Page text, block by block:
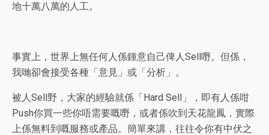
地十萬八萬的人工。
事實上 ，世界上無任何人係鍾意自己俾人Sell嘢。但係，
我哋卻會接受各種「意見」或「分析」。
被人Sell野，大家的經驗就係「Hard Sell 」，即有人係咁
Push你買一些你唔需要嘅嘢，或者係吹到天花龍鳳，實際
上係無料到嘅服務或產品。簡單來講，往往令你有中伏之